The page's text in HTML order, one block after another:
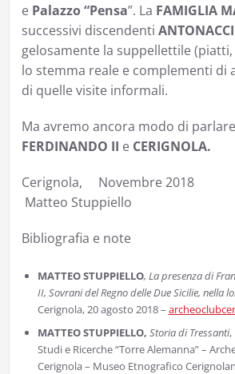
e Palazzo “Pensa”. La FAMIGLIA
successivi discendenti ANTONACCI
gelosamente la suppellettile
lo stemma reale e complementi di
di quelle visite informali.
Ma avremo ancora modo di
FERDINANDO II e CERIGNOLA.
Cerignola,
Matteo Stuppiello
Bibliografia e note
MATTEO STUPPIELLO, La presenza di
II, Sovrani del Regno delle Due Sicilie, nella
Cerignola, 20 agosto 2018 –
MATTEO STUPPIELLO, Storia di Tressanti,
Studi e Ricerche “Torre Alemanna” –
Cerignola – Museo Etnografico